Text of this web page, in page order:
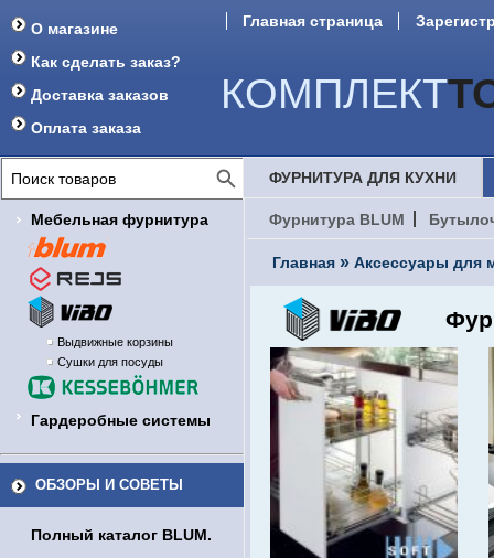
О магазине
Как сделать заказ?
Доставка заказов
Оплата заказа
Главная страница
КОМПЛЕКТ
Мебельная фурнитура
Выдвижные корзины
Сушки для посуды
Гардеробные системы
ОБЗОРЫ И СОВЕТЫ
Полный каталог BLUM.
ФУРНИТУРА ДЛЯ КУХНИ
Фурнитура BLUM
Главная » Аксессуары для